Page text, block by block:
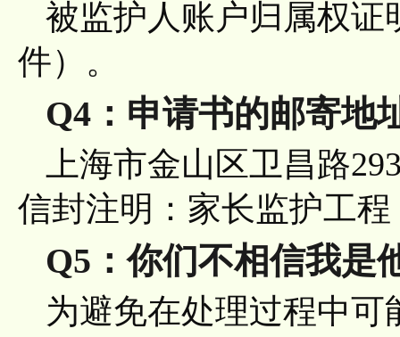
被监护人账户归属权证
件）。
Q4：申请书的邮寄地
上海市金山区卫昌路
信封注明：家长监护工程
Q5：你们不相信我是
为避免在处理过程中